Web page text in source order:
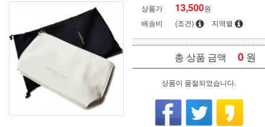
상품가 13,500원
배송비
(조건) 지역별
총 상품 금액 0 원
상품이 품절되었습니다.